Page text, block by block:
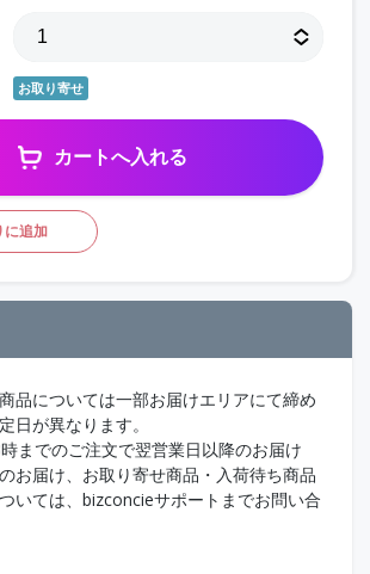
お取り寄せ
カートへ入れる
に追加
品については一部お届けエリアにて締め
日が異なります。
でのご注文で翌営業日以降のお届け
お届け、お取り寄せ商品・入荷待ち商品
いては、bizconcieサポートまでお問い合